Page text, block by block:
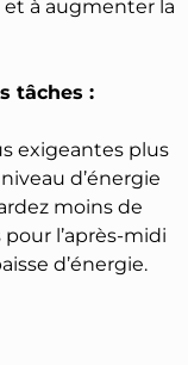
et à augmenter la
tâches :
exigeantes plus
d’énergie
moins de
l’après-midi
d’énergie.